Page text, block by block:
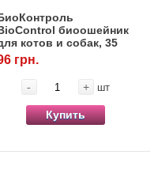
биоошейник
котов и собак, 35
Modes
грн.
- + шт
Купить